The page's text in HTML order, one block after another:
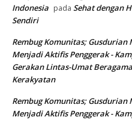
Indonesia pada Sehat dengan
Sendiri
Rembug Komunitas;
Menjadi Aktifis Penggerak -
Gerakan Lintas-Umat
Kerakyatan
Rembug Komunitas;
Menjadi Aktifis Penggerak -